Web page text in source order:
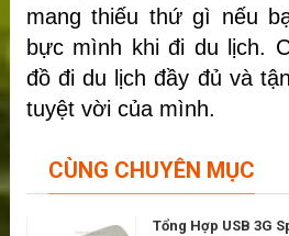
mang thiếu thứ gì nếu
bực mình khi đi du lịch.
đồ đi du lịch đầy đủ và
tuyệt vời của mình.
CÙNG CHUYÊN MỤC
Tổng Hợp USB 3G